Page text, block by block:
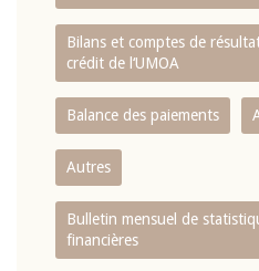
Bilans et comptes de
crédit de l‘UMOA
Balance des paiements
Autres
Bulletin mensuel de
financières